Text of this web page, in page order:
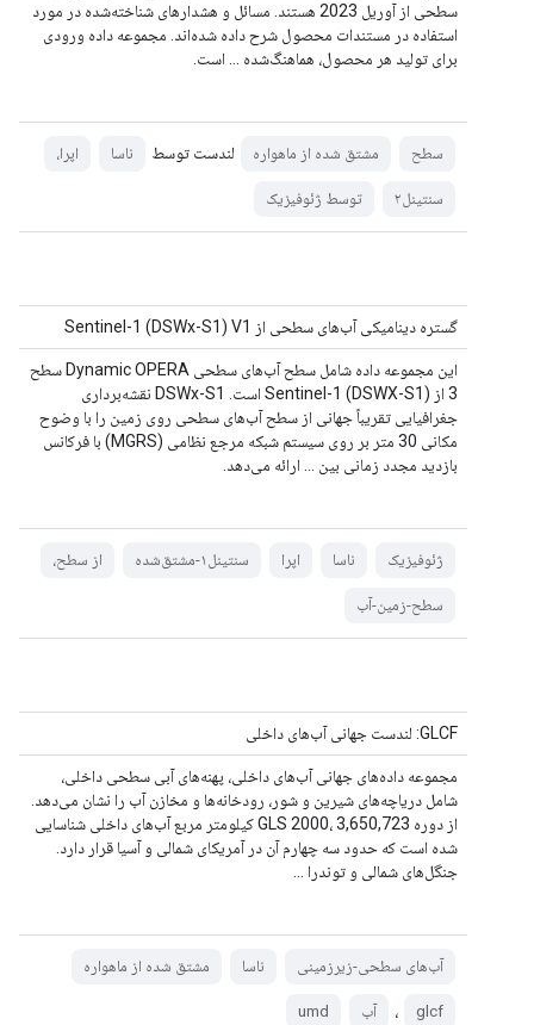
سطحی از آوریل 2023 هستند. مسائل و هشدارهای شناخته‌شده در مورد
استفاده در مستندات محصول شرح داده شده‌اند. مجموعه داده ورودی
برای تولید هر محصول، هماهنگ‌شده ... است.
سطح مشتق شده از ماهواره لندست توسط ناسا اپرا،
سنتینل۲ توسط ژئوفیزیک
گستره دینامیکی آب‌های سطحی از Sentinel-1 (DSWx-S1) V1
این مجموعه داده شامل سطح آب‌های سطحی Dynamic OPERA سطح
3 از Sentinel-1 (DSWX-S1) است. DSWx-S1 نقشه‌برداری
جغرافیایی تقریباً جهانی از سطح آب‌های سطحی روی زمین را با وضوح
مکانی 30 متر بر روی سیستم شبکه مرجع نظامی (MGRS) با فرکانس
بازدید مجدد زمانی بین ... ارائه می‌دهد.
ژئوفیزیک ناسا اپرا سنتینل۱-مشتق‌شده از سطح،
سطح-زمین-آب
GLCF: لندست جهانی آب‌های داخلی
مجموعه داده‌های جهانی آب‌های داخلی، پهنه‌های آبی سطحی داخلی،
شامل دریاچه‌های شیرین و شور، رودخانه‌ها و مخازن آب را نشان می‌دهد.
از دوره GLS 2000، 3,650,723 کیلومتر مربع آب‌های داخلی شناسایی
شده است که حدود سه چهارم آن در آمریکای شمالی و آسیا قرار دارد.
جنگل‌های شمالی و توندرا ...
آب‌های سطحی-زیرزمینی ناسا مشتق شده از ماهواره
glcf ، آب umd